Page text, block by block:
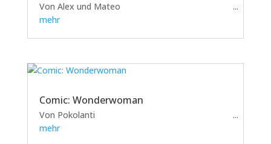
Von Alex und Mateo
mehr
Comic: Wonderwoman
Von Pokolanti
mehr